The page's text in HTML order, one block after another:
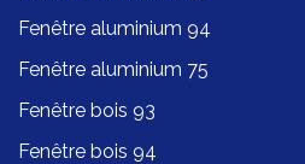
Fenêtre aluminium 94
Fenêtre aluminium 75
Fenêtre bois 93
Fenêtre bois 94